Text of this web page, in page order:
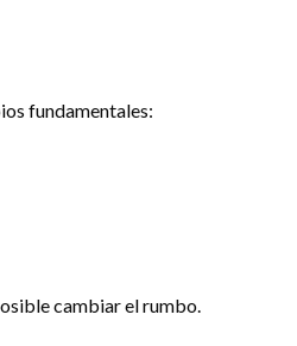
fundamentales:
cambiar el rumbo.